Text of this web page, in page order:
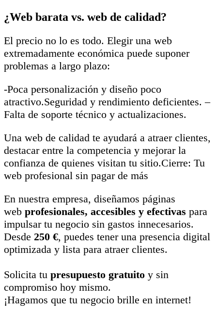
¿Web barata vs. web de calidad?
El precio no lo es todo. Elegir una web
extremadamente económica puede suponer
problemas a largo plazo:
-Poca personalización y diseño poco
atractivo.Seguridad y rendimiento deficientes. –
Falta de soporte técnico y actualizaciones.
Una web de calidad te ayudará a atraer clientes,
destacar entre la competencia y mejorar la
confianza de quienes visitan tu sitio.Cierre: Tu
web profesional sin pagar de más
En nuestra empresa, diseñamos páginas
web profesionales, accesibles y efectivas para
impulsar tu negocio sin gastos innecesarios.
Desde 250 €, puedes tener una presencia digital
optimizada y lista para atraer clientes.
Solicita tu presupuesto gratuito y sin
compromiso hoy mismo.
¡Hagamos que tu negocio brille en internet!